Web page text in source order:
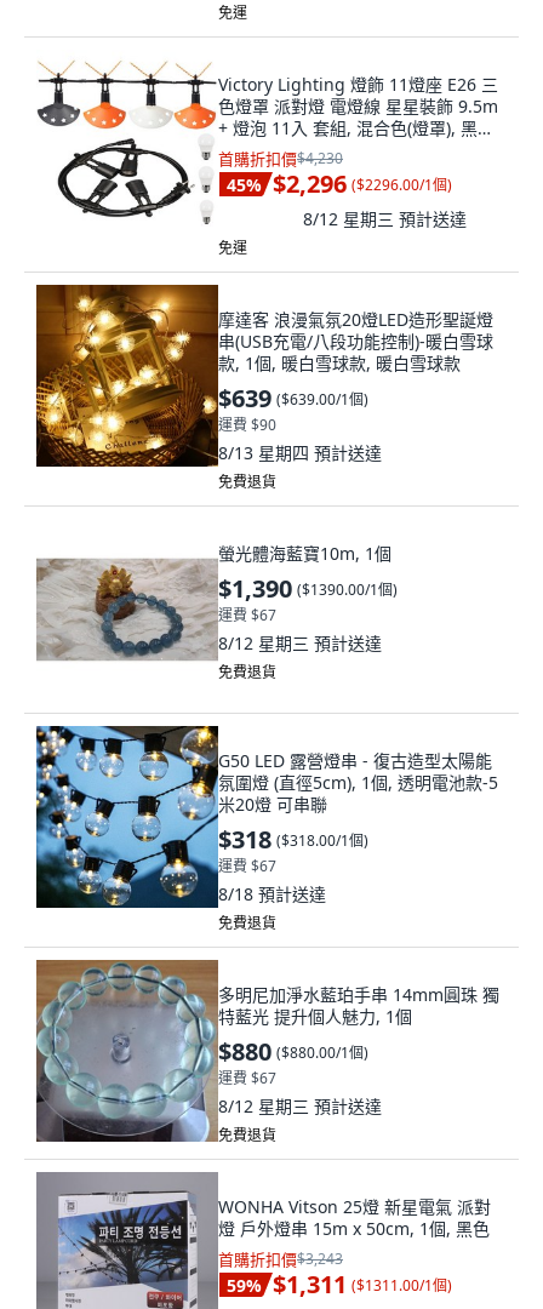
免運
Victory Lighting 燈飾 11燈座 E26 三
色燈罩 派對燈 電燈線 星星裝飾 9.5m
+ 燈泡 11入 套組, 混合色(燈罩), 黑色
(電燈線), 燈泡色(燈泡), 1套
首購折扣價$4,230
45% $2,296 ($2296.00/1個)
8/12 星期三 預計送達
免運
摩達客 浪漫氣氛20燈LED造形聖誕燈
串(USB充電/八段功能控制)-暖白雪球
款, 1個, 暖白雪球款, 暖白雪球款
$639 ($639.00/1個)
運費 $90
8/13 星期四 預計送達
免費退貨
螢光體海藍寶10m, 1個
$1,390 ($1390.00/1個)
運費 $67
8/12 星期三 預計送達
免費退貨
G50 LED 露營燈串 - 復古造型太陽能
氛圍燈 (直徑5cm), 1個, 透明電池款-5
米20燈 可串聯
$318 ($318.00/1個)
運費 $67
8/18 預計送達
免費退貨
多明尼加淨水藍珀手串 14mm圓珠 獨
特藍光 提升個人魅力, 1個
$880 ($880.00/1個)
運費 $67
8/12 星期三 預計送達
免費退貨
WONHA Vitson 25燈 新星電氣 派對
燈 戶外燈串 15m x 50cm, 1個, 黑色
首購折扣價$3,243
59% $1,311 ($1311.00/1個)